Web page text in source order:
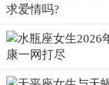
水平，取得理想的成
射手座2026
总的来说，射手座
然而，正是这些挑